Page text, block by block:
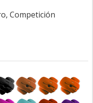
Competición